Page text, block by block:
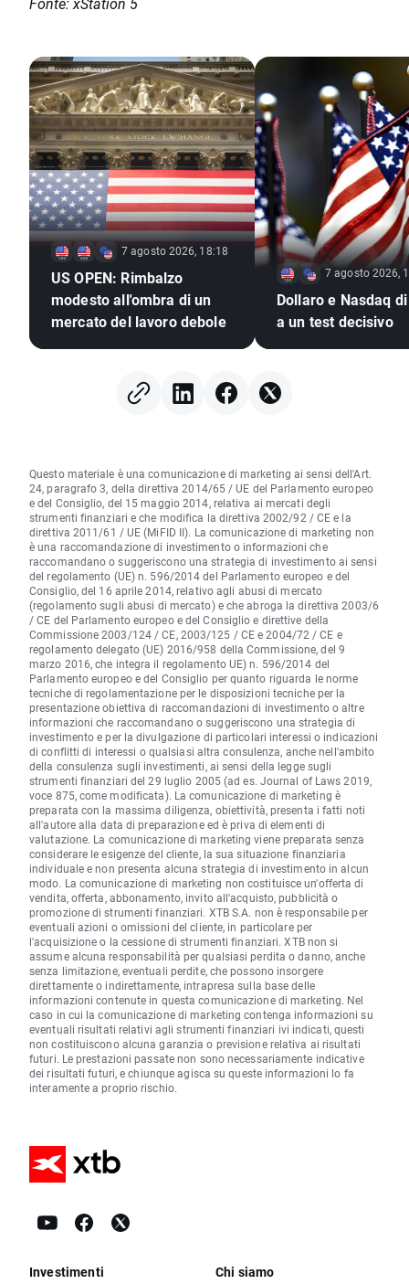
7 agosto 2026, 18:18
US OPEN: Rimbalzo
modesto all'ombra di un
mercato del lavoro debole
7 agosto 2026,
Dollaro e Nasdaq
a un test decisivo
Questo materiale è una comunicazione di marketing ai sensi dell'Art.
24, paragrafo 3, della direttiva 2014/65 / UE del Parlamento europeo
e del Consiglio, del 15 maggio 2014, relativa ai mercati degli
strumenti finanziari e che modifica la direttiva 2002/92 / CE e la
direttiva 2011/61 / UE (MiFID II). La comunicazione di marketing non
è una raccomandazione di investimento o informazioni che
raccomandano o suggeriscono una strategia di investimento ai sensi
del regolamento (UE) n. 596/2014 del Parlamento europeo e del
Consiglio, del 16 aprile 2014, relativo agli abusi di mercato
(regolamento sugli abusi di mercato) e che abroga la direttiva 2003/6
/ CE del Parlamento europeo e del Consiglio e direttive della
Commissione 2003/124 / CE, 2003/125 / CE e 2004/72 / CE e
regolamento delegato (UE) 2016/958 della Commissione, del 9
marzo 2016, che integra il regolamento UE) n. 596/2014 del
Parlamento europeo e del Consiglio per quanto riguarda le norme
tecniche di regolamentazione per le disposizioni tecniche per la
presentazione obiettiva di raccomandazioni di investimento o altre
informazioni che raccomandano o suggeriscono una strategia di
investimento e per la divulgazione di particolari interessi o indicazioni
di conflitti di interessi o qualsiasi altra consulenza, anche nell'ambito
della consulenza sugli investimenti, ai sensi della legge sugli
strumenti finanziari del 29 luglio 2005 (ad es. Journal of Laws 2019,
voce 875, come modificata). La comunicazione di marketing è
preparata con la massima diligenza, obiettività, presenta i fatti noti
all'autore alla data di preparazione ed è priva di elementi di
valutazione. La comunicazione di marketing viene preparata senza
considerare le esigenze del cliente, la sua situazione finanziaria
individuale e non presenta alcuna strategia di investimento in alcun
modo. La comunicazione di marketing non costituisce un'offerta di
vendita, offerta, abbonamento, invito all'acquisto, pubblicità o
promozione di strumenti finanziari. XTB S.A. non è responsabile per
eventuali azioni o omissioni del cliente, in particolare per
l'acquisizione o la cessione di strumenti finanziari. XTB non si
assume alcuna responsabilità per qualsiasi perdita o danno, anche
senza limitazione, eventuali perdite, che possono insorgere
direttamente o indirettamente, intrapresa sulla base delle
informazioni contenute in questa comunicazione di marketing. Nel
caso in cui la comunicazione di marketing contenga informazioni su
eventuali risultati relativi agli strumenti finanziari ivi indicati, questi
non costituiscono alcuna garanzia o previsione relativa ai risultati
futuri. Le prestazioni passate non sono necessariamente indicative
dei risultati futuri, e chiunque agisca su queste informazioni lo fa
interamente a proprio rischio.
Investimenti Chi siamo